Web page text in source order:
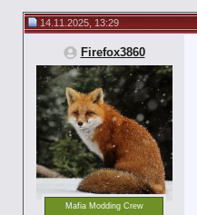
14.11.2025, 13:29
Firefox3860
Mafia Modding Crew